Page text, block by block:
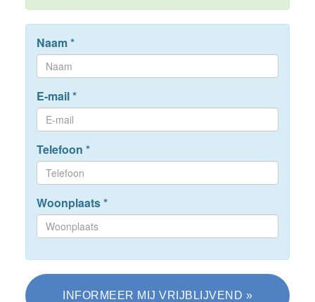
Naam*
E-mail*
Telefoon *
Woonplaats*